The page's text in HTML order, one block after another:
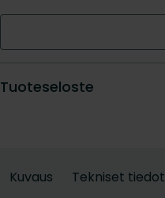
Tuoteseloste
Kuvaus Tekniset tiedot